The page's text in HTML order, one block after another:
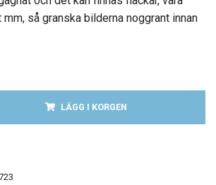
så granska bilderna noggrant innan
LÄGG I KORGEN